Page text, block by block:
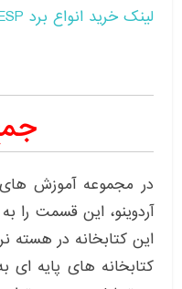
لینک خرید انواع برد ESP، کلیک کنید
در مجموعه آموزش
این کتابخانه در هسته
کتابخانه های پایه